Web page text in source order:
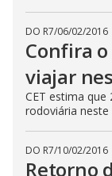
DO R7/06/02/2016
Confira
viajar
CET estima
rodoviária neste
DO R7/10/02/2016
Retorno